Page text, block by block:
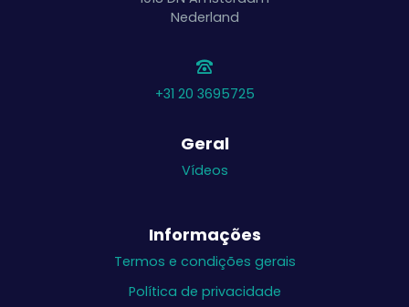
Nederland
+31 20 3695725
Geral
Vídeos
Informações
Termos e condições gerais
Política de privacidade